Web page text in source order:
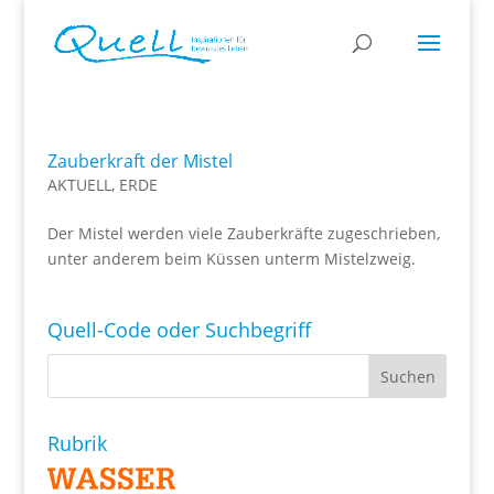
Zauberkraft der Mistel
AKTUELL, ERDE
Der Mistel werden viele Zauberkräfte zugeschrieben,
unter anderem beim Küssen unterm Mistelzweig.
Quell-Code oder Suchbegriff
Rubrik